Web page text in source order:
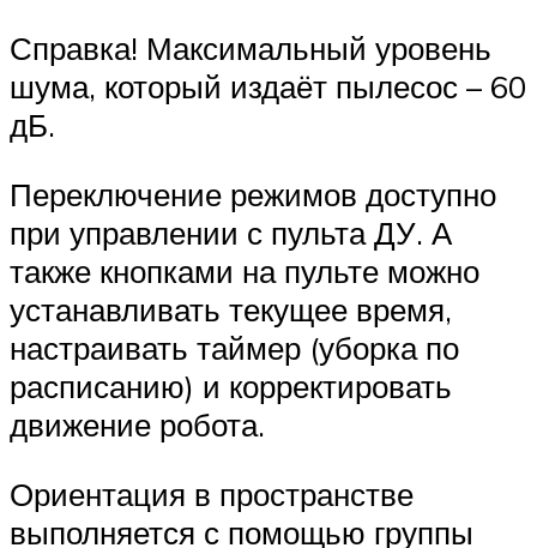
Справка! Максимальный уровень
шума, который издаёт пылесос – 60
дБ.
Переключение режимов доступно
при управлении с пульта ДУ. А
также кнопками на пульте можно
устанавливать текущее время,
настраивать таймер (уборка по
расписанию) и корректировать
движение робота.
Ориентация в пространстве
выполняется с помощью группы